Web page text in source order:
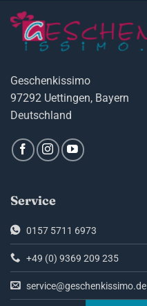
Geschenkissimo
97292 Uettingen, Bayern
Deutschland
Service
0157 5711 6973
+49 (0) 9369 209 235
service@geschenkissimo.de